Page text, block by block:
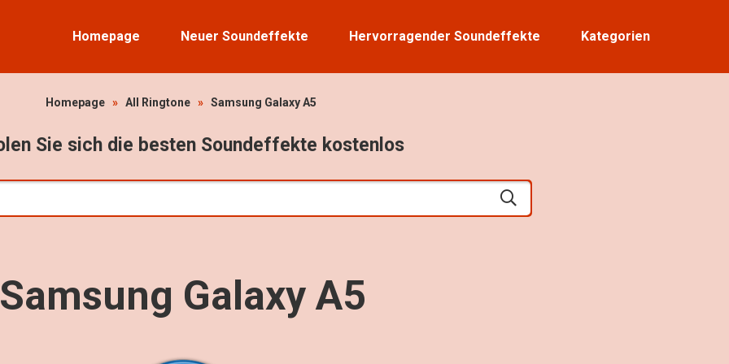
Homepage Neuer Soundeffekte Hervorragender Soundeffekte Kategorien
Homepage » All Ringtone » Samsung Galaxy A5
Sie sich die besten Soundeffekte kostenlos
Galaxy A5